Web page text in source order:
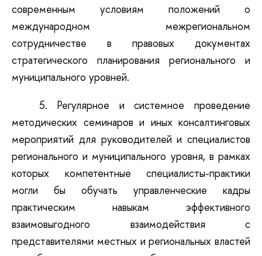
современным условиям положений о
международном межрегиональном
сотрудничестве в правовых документах
стратегического планирования регионального и
муниципального уровней.
5. Регулярное и системное проведение
методических семинаров и иных консалтинговых
мероприятий для руководителей и специалистов
регионального и муниципального уровня, в рамках
которых компетентные специалисты-практики
могли бы обучать управленческие кадры
практическим навыкам эффективного
взаимовыгодного взаимодействия с
представителями местных и региональных властей